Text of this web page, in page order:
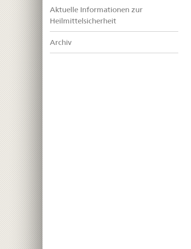
Aktuelle Informationen zur
Heilmittelsicherheit
Archiv